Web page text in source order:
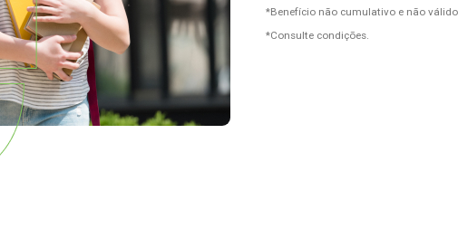
*Benefício não cumulativo e não
*Consulte condições.